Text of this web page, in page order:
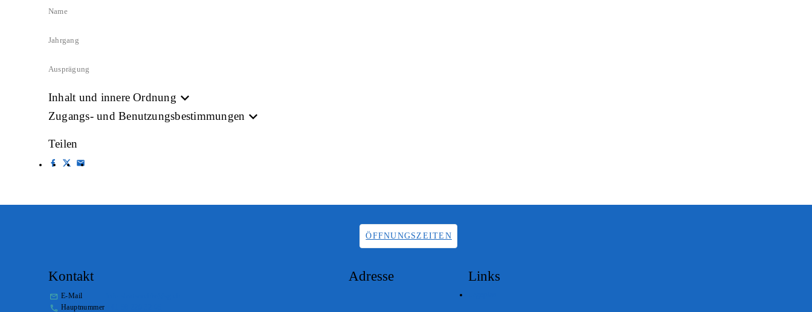
Name
Jahrgang
Ausprägung
Inhalt und innere Ordnung
Zugangs- und Benutzungsbestimmungen
Teilen
ÖFFNUNGSZEITEN
Kontakt
E-Mail
Hauptnummer
Adresse Links